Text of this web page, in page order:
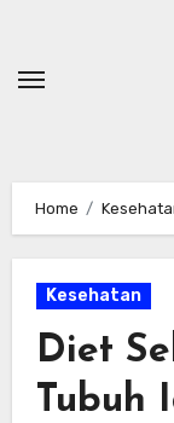
content
Home
Kesehatan
Diet
Tubuh